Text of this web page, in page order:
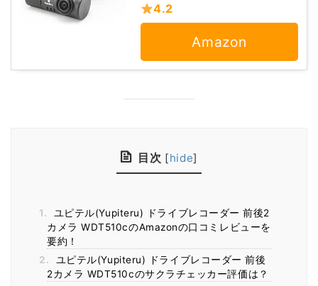
4.2
Amazon
目次 [hide]
1.
ユピテル(Yupiteru) ドライブレコーダー 前後2
カメラ WDT510cのAmazonの口コミレビューを
要約！
2.
ユピテル(Yupiteru) ドライブレコーダー 前後
2カメラ WDT510cのサクラチェッカー評価は？